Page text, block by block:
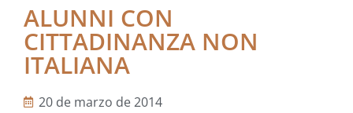
ALUNNI CON
CITTADINANZA NON
ITALIANA
20 de marzo de 2014